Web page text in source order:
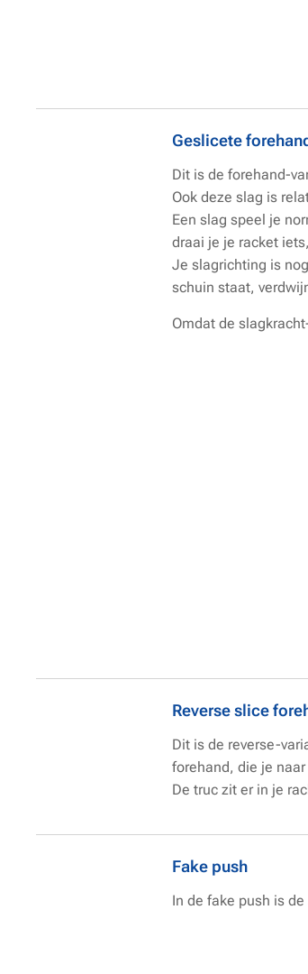
Geslicete
Dit is de forehand-
Ook deze slag is
Een slag speel je
draai je je racket
Je slagrichting is
schuin staat,
Omdat de
Reverse slice
Dit is de reverse-
forehand, die je
De truc zit er in je
Fake push
In de fake push is